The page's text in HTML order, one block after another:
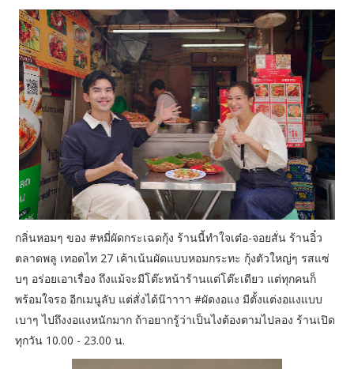
กลิ่นหอมๆ ของ #หมี่ผัดกระเฉดกุ้ง ร้านนี้ทำใจเต๋อ-จอยสั่น ร้านอิ๋ว
ตลาดพลู เทอดไท 27 เค้าเน้นผัดแบบหอมกระทะ กุ้งตัวใหญ่ๆ รสแซ่
บๆ อร่อยเอาเรื่อง ถึงแม้จะมีโต๊ะหน้าร้านแต่โต๊ะเดียว แต่ทุกคนก็
พร้อมใจรอ อีกเมนูลับ แต่สั่งได้น๊าาาา #ผัดงอแง มีตั้งแต่งอแงแบบ
เบาๆ ไปถึงงอแงหนักมาก ถ้าอยากรู้ว่าเป็นไงต้องตามไปลอง ร้านเปิด
ทุกวัน 10.00 - 23.00 น.